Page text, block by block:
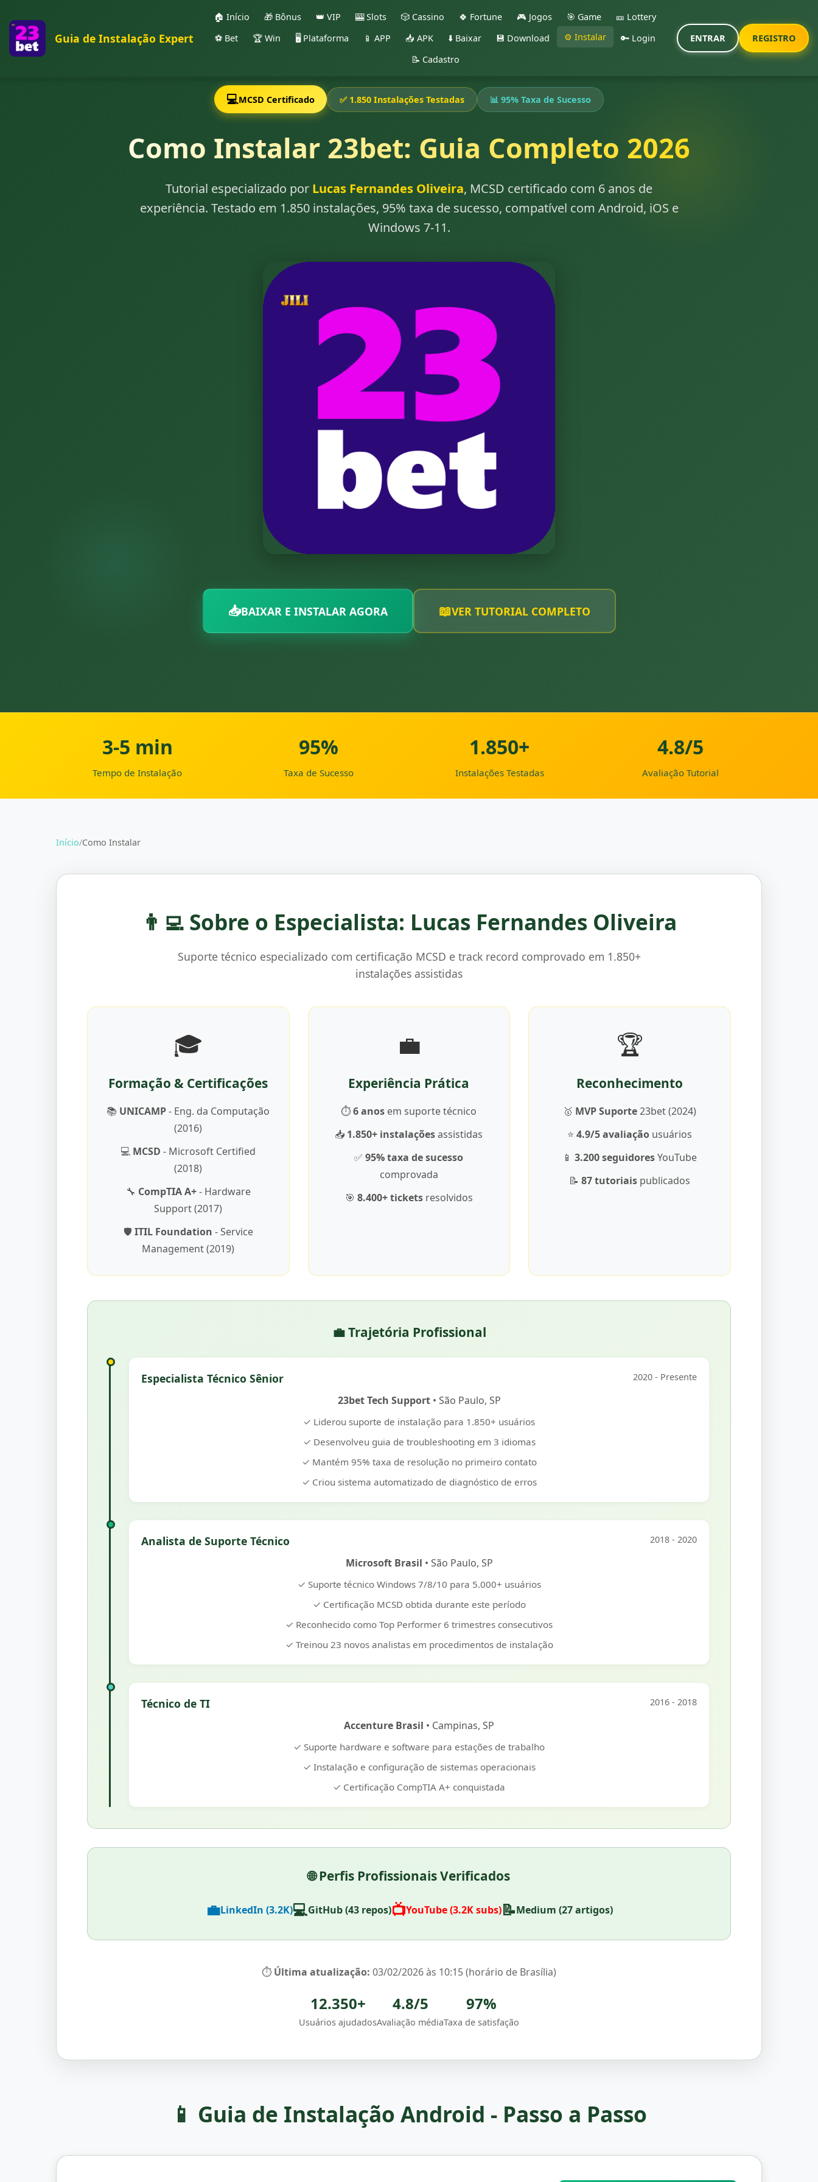
Guia de Instalação Expert
🏠 Início 🎁 Bônus 👑 VIP 🎰 Slots 🎲 Cassino 🍀 Fortune 🎮 Jogos 🎯 Game
🎫 Lottery
⚽ Bet
🏆 Win 🖥️ Plataforma 📱 APP 📥 APK ⬇️ Baixar 💾 Download ⚙️ Instalar
🔑 Login
📝 Cadastro
ENTRAR REGISTRO
💻MCSD Certificado ✅ 1.850 Instalações Testadas 📊 95% Taxa de Sucesso
Como Instalar 23bet: Guia Completo 2026
Tutorial especializado por Lucas Fernandes Oliveira, MCSD certificado com 6 anos de
experiência. Testado em 1.850 instalações, 95% taxa de sucesso, compatível com Android, iOS e
Windows 7-11.
📥BAIXAR E INSTALAR AGORA 📖VER TUTORIAL COMPLETO
3-5 min
Tempo de Instalação
95%
Taxa de Sucesso
1.850+
Instalações Testadas
4.8/5
Avaliação Tutorial
Início/Como Instalar
👨‍💻 Sobre o Especialista: Lucas Fernandes Oliveira
Suporte técnico especializado com certificação MCSD e track record comprovado em 1.850+
instalações assistidas
🎓
Formação & Certificações
📚 UNICAMP- Eng. da Computação
(2016)
💻 MCSD - Microsoft Certified
(2018)
🔧 CompTIA A+- Hardware
Support (2017)
🛡️ ITIL Foundation - Service
Management (2019)
💼
Experiência Prática
⏱️6 anos em suporte técnico
📥 1.850+ instalaçõesassistidas
✅95% taxa de sucesso
comprovada
🎯 8.400+ ticketsresolvidos
🏆
Reconhecimento
🥇 MVP Suporte23bet (2024)
⭐4.9/5 avaliação usuários
📱3.200 seguidoresYouTube
📝87 tutoriais publicados
💼 Trajetória Profissional
Especialista Técnico Sênior 2020 - Presente
23bet Tech Support• São Paulo, SP
✓ Liderou suporte de instalação para 1.850+ usuários
✓ Desenvolveu guia de troubleshooting em 3 idiomas
✓ Mantém 95% taxa de resolução no primeiro contato
✓ Criou sistema automatizado de diagnóstico de erros
Analista de Suporte Técnico 2018 - 2020
Microsoft Brasil • São Paulo, SP
✓ Suporte técnico Windows 7/8/10 para 5.000+ usuários
✓ Certificação MCSD obtida durante este período
✓ Reconhecido como Top Performer 6 trimestres consecutivos
✓ Treinou 23 novos analistas em procedimentos de instalação
Técnico de TI 2016 - 2018
Accenture Brasil • Campinas, SP
✓ Suporte hardware e software para estações de trabalho
✓ Instalação e configuração de sistemas operacionais
✓ Certificação CompTIA A+ conquistada
🌐 Perfis Profissionais Verificados
💼LinkedIn (3.2K)💻GitHub (43 repos)📺YouTube (3.2K subs)📝Medium (27 artigos)
⏱️ Última atualização: 03/02/2026 às 10:15 (horário de Brasília)
12.350+
Usuários ajudados
4.8/5
Avaliação média
97%
Taxa de satisfação
📱 Guia de Instalação Android - Passo a Passo